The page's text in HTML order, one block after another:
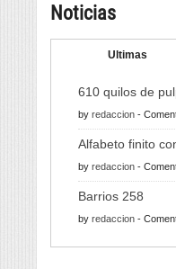
Noticias
Ultimas
610 quilos de
by redaccion -
Alfabeto finito
by redaccion -
Barrios 258
by redaccion -